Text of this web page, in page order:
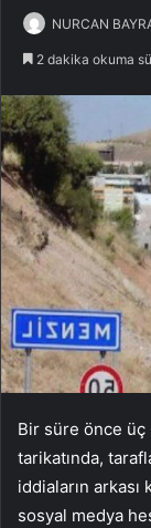
NURCAN
2 dakika okuma
Bir süre önce
tarikatında,
iddiaların
sosyal medya